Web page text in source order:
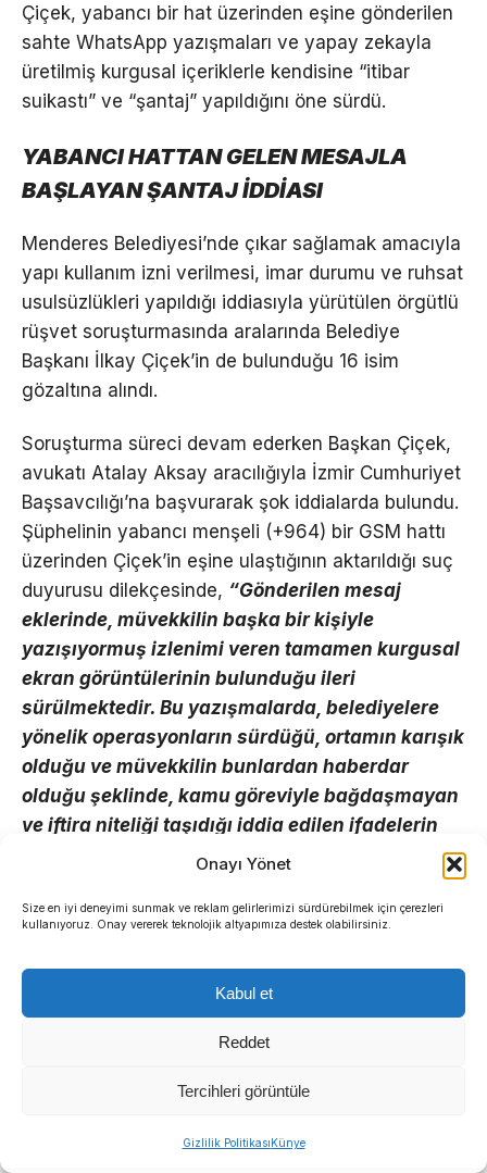
Onayı Yönet
Size en iyi deneyimi sunmak ve reklam gelirlerimizi sürdürebilmek için çerezleri
kullanıyoruz. Onay vererek teknolojik altyapımıza destek olabilirsiniz.
Kabul et
Reddet
Tercihleri görüntüle
Gizlilik PolitikasıKünye
Çiçek, yabancı bir hat üzerinden eşine gönderilen
sahte WhatsApp yazışmaları ve yapay zekayla
üretilmiş kurgusal içeriklerle kendisine “itibar
suikastı” ve “şantaj” yapıldığını öne sürdü.
YABANCI HATTAN GELEN MESAJLA
BAŞLAYAN ŞANTAJ İDDİASI
Menderes Belediyesi’nde çıkar sağlamak amacıyla
yapı kullanım izni verilmesi, imar durumu ve ruhsat
usulsüzlükleri yapıldığı iddiasıyla yürütülen örgütlü
rüşvet soruşturmasında aralarında Belediye
Başkanı İlkay Çiçek’in de bulunduğu 16 isim
gözaltına alındı.
Soruşturma süreci devam ederken Başkan Çiçek,
avukatı Atalay Aksay aracılığıyla İzmir Cumhuriyet
Başsavcılığı’na başvurarak şok iddialarda bulundu.
Şüphelinin yabancı menşeli (+964) bir GSM hattı
üzerinden Çiçek’in eşine ulaştığının aktarıldığı suç
duyurusu dilekçesinde, “Gönderilen mesaj
eklerinde, müvekkilin başka bir kişiyle
yazışıyormuş izlenimi veren tamamen kurgusal
ekran görüntülerinin bulunduğu ileri
sürülmektedir. Bu yazışmalarda, belediyelere
yönelik operasyonların sürdüğü, ortamın karışık
olduğu ve müvekkilin bunlardan haberdar
olduğu şeklinde, kamu göreviyle bağdaşmayan
ve iftira niteliği taşıdığı iddia edilen ifadelerin
yer aldığı belirtilmektedir”denildi.
Saldırının boyutunun kurgusal yazışmalarla sınırlı
kalmadığına vurgu yapılan başvuruda, şantaj ve
tehdit içeren mesajların ayrıntılarına yer verildi.
Şüphelinin sahte görsel malzemelerin altına kendi
açıklamalarını içeren uzun mesajlar eklediğinin
kendi açıklamalarını içeren uzun bir mesaj